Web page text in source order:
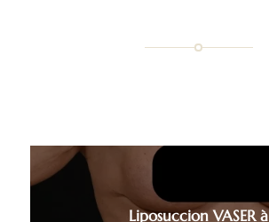
Liposuccion VASER à